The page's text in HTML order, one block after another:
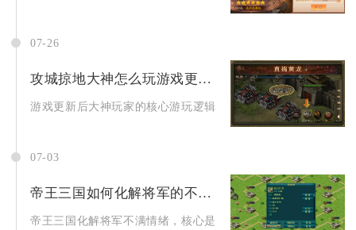
07-26
攻城掠地大神怎么玩游戏更新后有何变化
游戏更新后大神玩家的核心游玩逻辑转变为资源分层精细化运
07-03
帝王三国如何化解将军的不满情绪
帝王三国化解将军不满情绪，核心是高待遇+及时任务+合理放